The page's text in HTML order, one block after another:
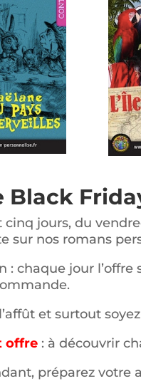
Black
cinq jours, du
sur nos romans
: chaque jour l’offre
et surtout
offre : à découvrir
préparez votre